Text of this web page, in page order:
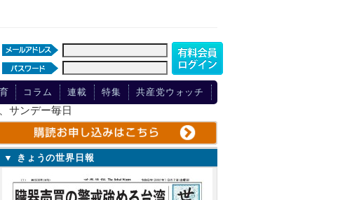
コラム 連載 特集 共産党ウォッチ
サンデー毎日
▼ きょうの世界日報